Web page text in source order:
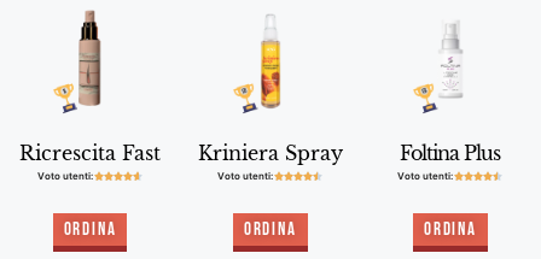
Ricrescita Fast
Voto utenti:
Ordina
Kriniera Spray
Voto utenti:
Ordina
Foltina Plus
Voto utenti:
Ordina